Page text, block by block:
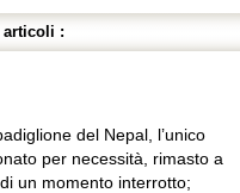
articoli :
del Nepal, l’unico
per necessità, rimasto a
un momento interrotto;